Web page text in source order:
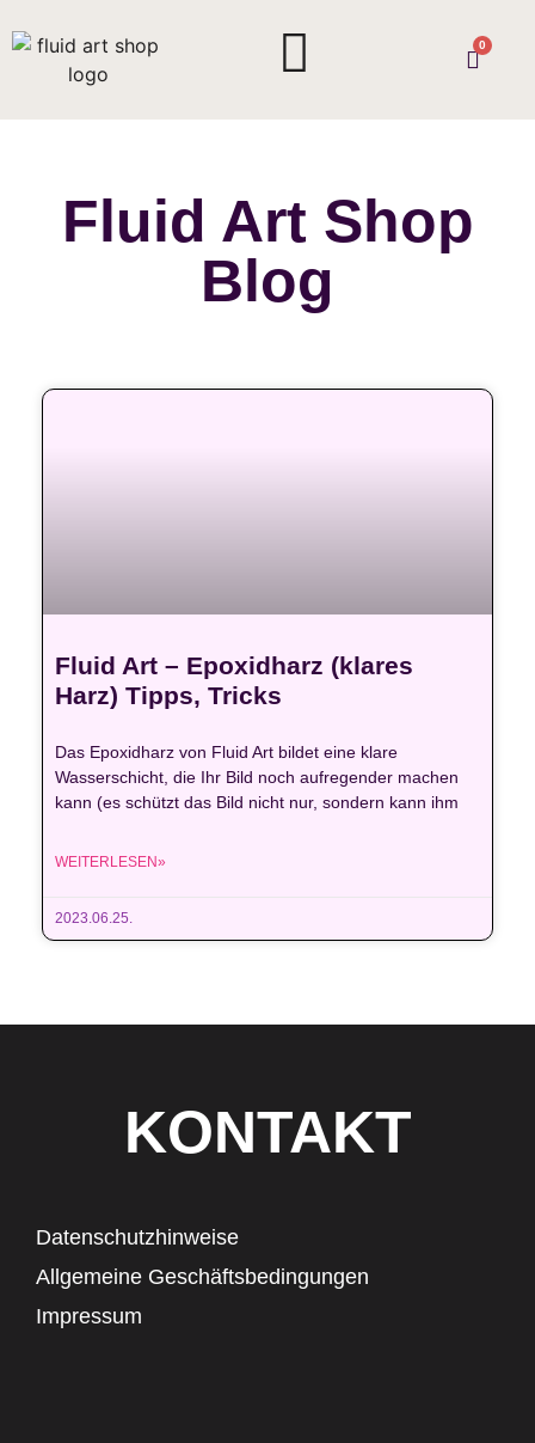
0
Fluid Art Shop
Blog
Fluid Art – Epoxidharz (klares
Harz) Tipps, Tricks
Das Epoxidharz von Fluid Art bildet eine klare
Wasserschicht, die Ihr Bild noch aufregender machen
kann (es schützt das Bild nicht nur, sondern kann ihm
WEITERLESEN»
2023.06.25.
KONTAKT
Datenschutzhinweise
Allgemeine Geschäftsbedingungen
Impressum